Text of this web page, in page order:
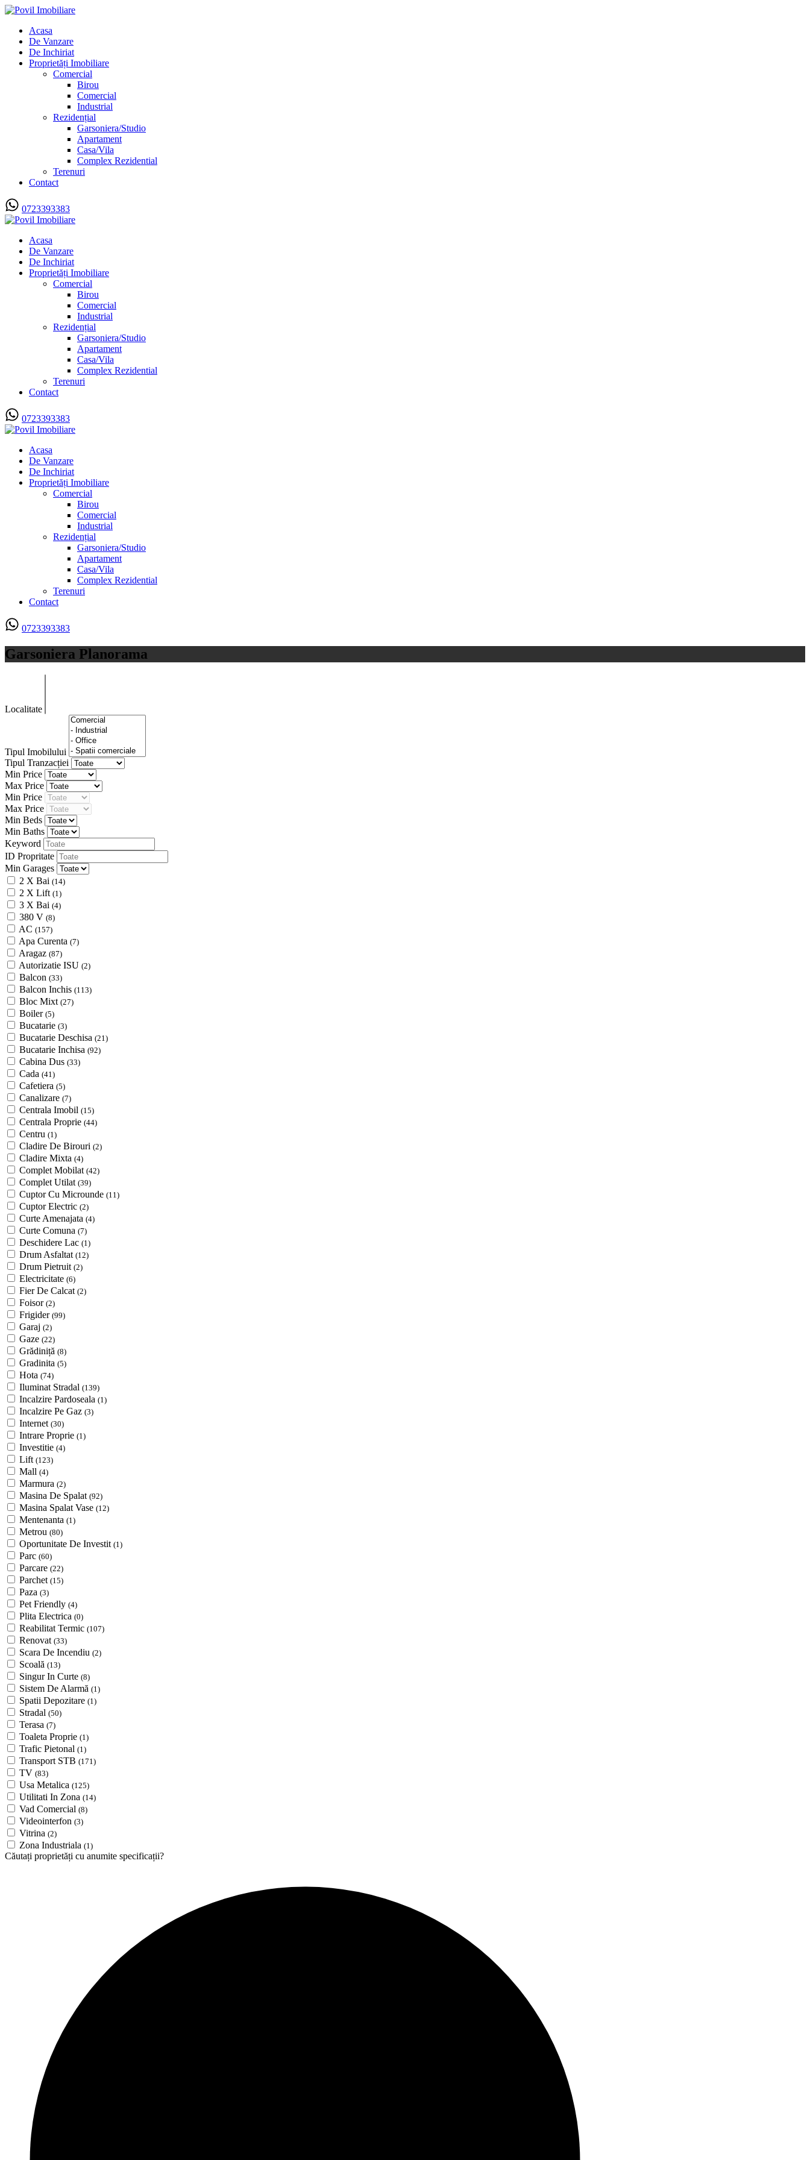
Acasa
De Vanzare
De Inchiriat
Proprietăți Imobiliare
Comercial
Birou
Comercial
Industrial
Rezidențial
Garsoniera/Studio
Apartament
Casa/Vila
Complex Rezidential
Terenuri
Contact
0723393383
Acasa
De Vanzare
De Inchiriat
Proprietăți Imobiliare
Comercial
Birou
Comercial
Industrial
Rezidențial
Garsoniera/Studio
Apartament
Casa/Vila
Complex Rezidential
Terenuri
Contact
0723393383
Acasa
De Vanzare
De Inchiriat
Proprietăți Imobiliare
Comercial
Birou
Comercial
Industrial
Rezidențial
Garsoniera/Studio
Apartament
Casa/Vila
Complex Rezidential
Terenuri
Contact
0723393383
Garsoniera Planorama
Localitate
Tipul Imobilului
Tipul Tranzacției
Min Price
Max Price
Min Price
Max Price
Min Beds
Min Baths
Keyword
ID Propritate
Min Garages
2 X Bai (14)
2 X Lift (1)
3 X Bai (4)
380 V (8)
AC (157)
Apa Curenta (7)
Aragaz (87)
Autorizatie ISU (2)
Balcon (33)
Balcon Inchis (113)
Bloc Mixt (27)
Boiler (5)
Bucatarie (3)
Bucatarie Deschisa (21)
Bucatarie Inchisa (92)
Cabina Dus (33)
Cada (41)
Cafetiera (5)
Canalizare (7)
Centrala Imobil (15)
Centrala Proprie (44)
Centru (1)
Cladire De Birouri (2)
Cladire Mixta (4)
Complet Mobilat (42)
Complet Utilat (39)
Cuptor Cu Microunde (11)
Cuptor Electric (2)
Curte Amenajata (4)
Curte Comuna (7)
Deschidere Lac (1)
Drum Asfaltat (12)
Drum Pietruit (2)
Electricitate (6)
Fier De Calcat (2)
Foisor (2)
Frigider (99)
Garaj (2)
Gaze (22)
Grădiniță (8)
Gradinita (5)
Hota (74)
Iluminat Stradal (139)
Incalzire Pardoseala (1)
Incalzire Pe Gaz (3)
Internet (30)
Intrare Proprie (1)
Investitie (4)
Lift (123)
Mall (4)
Marmura (2)
Masina De Spalat (92)
Masina Spalat Vase (12)
Mentenanta (1)
Metrou (80)
Oportunitate De Investit (1)
Parc (60)
Parcare (22)
Parchet (15)
Paza (3)
Pet Friendly (4)
Plita Electrica (0)
Reabilitat Termic (107)
Renovat (33)
Scara De Incendiu (2)
Scoală (13)
Singur In Curte (8)
Sistem De Alarmă (1)
Spatii Depozitare (1)
Stradal (50)
Terasa (7)
Toaleta Proprie (1)
Trafic Pietonal (1)
Transport STB (171)
TV (83)
Usa Metalica (125)
Utilitati In Zona (14)
Vad Comercial (8)
Videointerfon (3)
Vitrina (2)
Zona Industriala (1)
Căutați proprietăți cu anumite specificații?